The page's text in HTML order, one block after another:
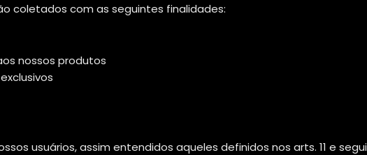
coletados com as seguintes finalidades:
nossos produtos
usuários, assim entendidos aqueles definidos nos arts. 11 e